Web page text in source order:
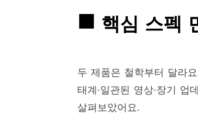
핵심 스펙
두 제품은 철학부터 달라
태계·일관된 영상·장기
살펴보았어요.